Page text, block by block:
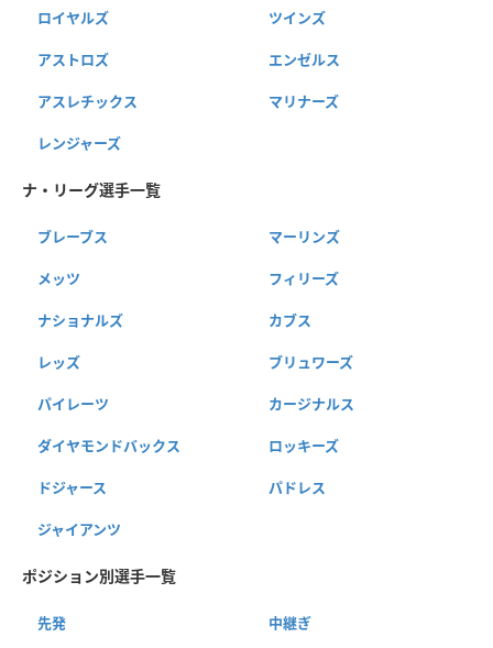
ロイヤルズ ツインズ
アストロズ エンゼルス
アスレチックス マリナーズ
レンジャーズ
ナ・リーグ選手一覧
ブレーブス マーリンズ
メッツ フィリーズ
ナショナルズ カブス
レッズ ブリュワーズ
パイレーツ カージナルス
ダイヤモンドバックス ロッキーズ
ドジャース パドレス
ジャイアンツ
ポジション別選手一覧
先発 中継ぎ